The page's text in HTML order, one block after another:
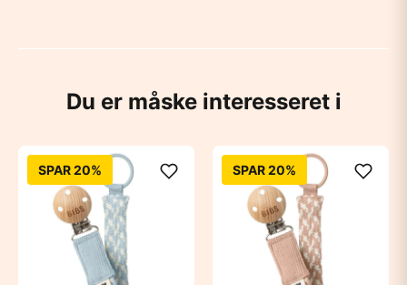
Du er måske interesseret i
SPAR 20% SPAR 20%